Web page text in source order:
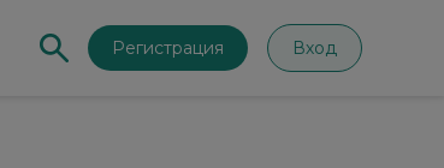
Регистрация Вход